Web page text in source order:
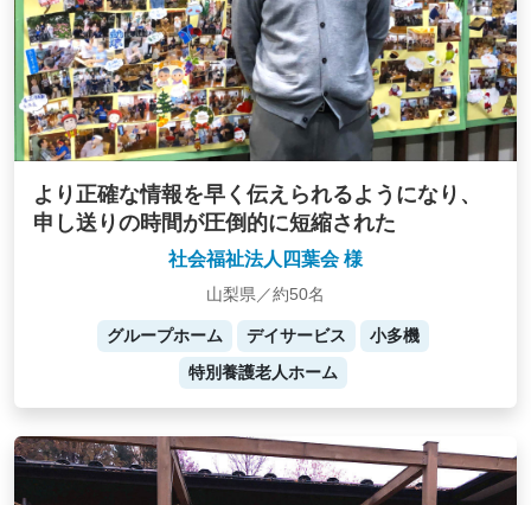
より正確な情報を早く伝えられるようになり、
申し送りの時間が圧倒的に短縮された
社会福祉法人四葉会 様
山梨県／約50名
グループホーム デイサービス
小多機
特別養護老人ホーム